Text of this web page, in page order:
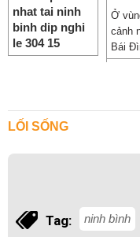
Ở
cảnh
Bái
LỐI SỐNG
Tag: ninh bình